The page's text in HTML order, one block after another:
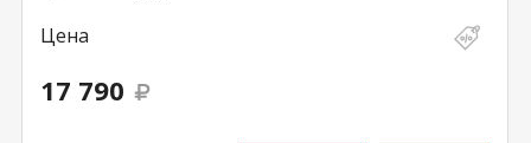
Цена
17 790